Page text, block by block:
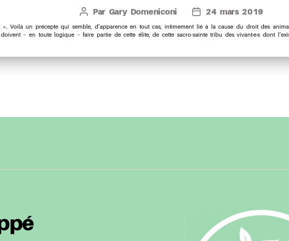
Auteur
de
l’article
Par Gary Domeniconi
Date
de
l’article
24 mars 2019
Voilà un précepte qui semble, d’apparence en tout cas, intimement lié à la cause du droit des
doivent – en toute logique – faire partie de cette élite, de cette sacro-sainte tribu des vivant·e·s dont